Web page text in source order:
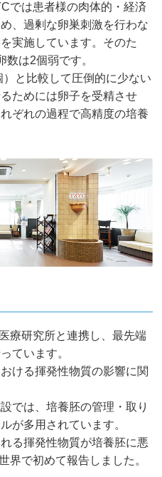
では患者様の肉体的・経済
、過剰な卵巣刺激を行わな
実施しています。そのた
は2個弱です。
と比較して圧倒的に少ない
ためには卵子を受精させ
ぞれの過程で高精度の培養
療研究所と連携し、最先端
ています。
ける揮発性物質の影響に関
では、培養胚の管理・取り
が多用されています。
る揮発性物質が培養胚に悪
界で初めて報告しました。